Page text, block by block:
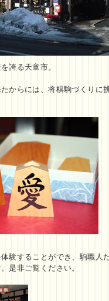
誇る天童市。
からには、将棋駒づくりに
験することができ、駒職人
是非ご覧ください。